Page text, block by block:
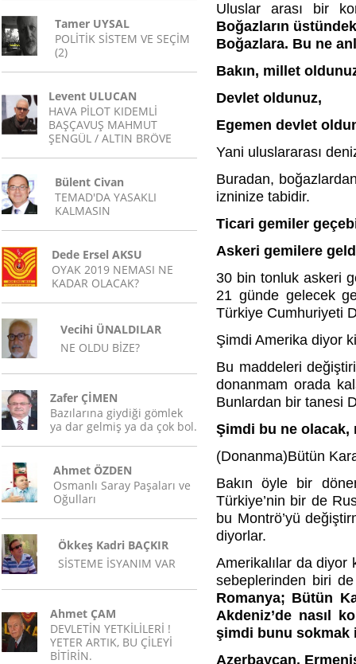
Tamer UYSAL
POLİTİK SİSTEM VE SEÇİM
(2)
Levent ULUCAN
HAVA PİLOT KIDEMLİ
BAŞÇAVUŞ MAHMUT
ŞENGÜL / ALTIN BRÖVE
Bülent Civan
TEMAD'DA YASAKLI
KALMASIN
Dede Ersel AKSU
OYAK 2019 NEMASI NE
KADAR OLACAK?
Vecihi ÜNALDILAR
NE OLDU BİZE?
Zafer ÇİMEN
Bazılarına giydiği gömlek
ya dar gelmiş ya da çok bol.
Ahmet ÖZDEN
Osmanlı Saray Paşaları ve
Oğulları
Ökkeş Kadri BAÇKIR
SİSTEME İSYANIM VAR
Ahmet ÇAM
DEVLETİN YETKİLİLERİ !
YETER ARTIK, BU ÇİLEYİ
BİTİRİN.
Uluslar arası bir
Boğazların
Boğazlara. Bu ne
Bakın, millet
Devlet oldunuz,
Egemen devlet
Yani uluslararası
Buradan,
izninize tabidir.
Ticari gemiler
Askeri gemilere
30 bin tonluk askeri
21 günde gelecek
Türkiye Cumhuriyeti
Şimdi Amerika diyor
Bu maddeleri
donanmam orada
Bunlardan bir tanesi
Şimdi bu ne olacak,
(Donanma)Bütün
Bakın öyle bir
Türkiye’nin bir de
bu Montrö’yü
diyorlar.
Amerikalılar da diyor
sebeplerinden biri
Romanya; Bütün
Akdeniz’de nasıl
şimdi bunu sokmak
Azerbaycan,